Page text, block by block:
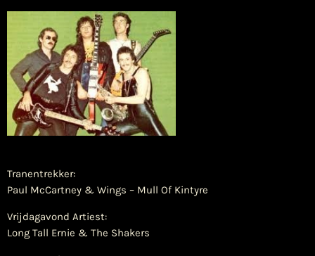
Tranentrekker:
Paul McCartney & Wings – Mull Of Kintyre
Vrijdagavond Artiest:
Long Tall Ernie & The Shakers